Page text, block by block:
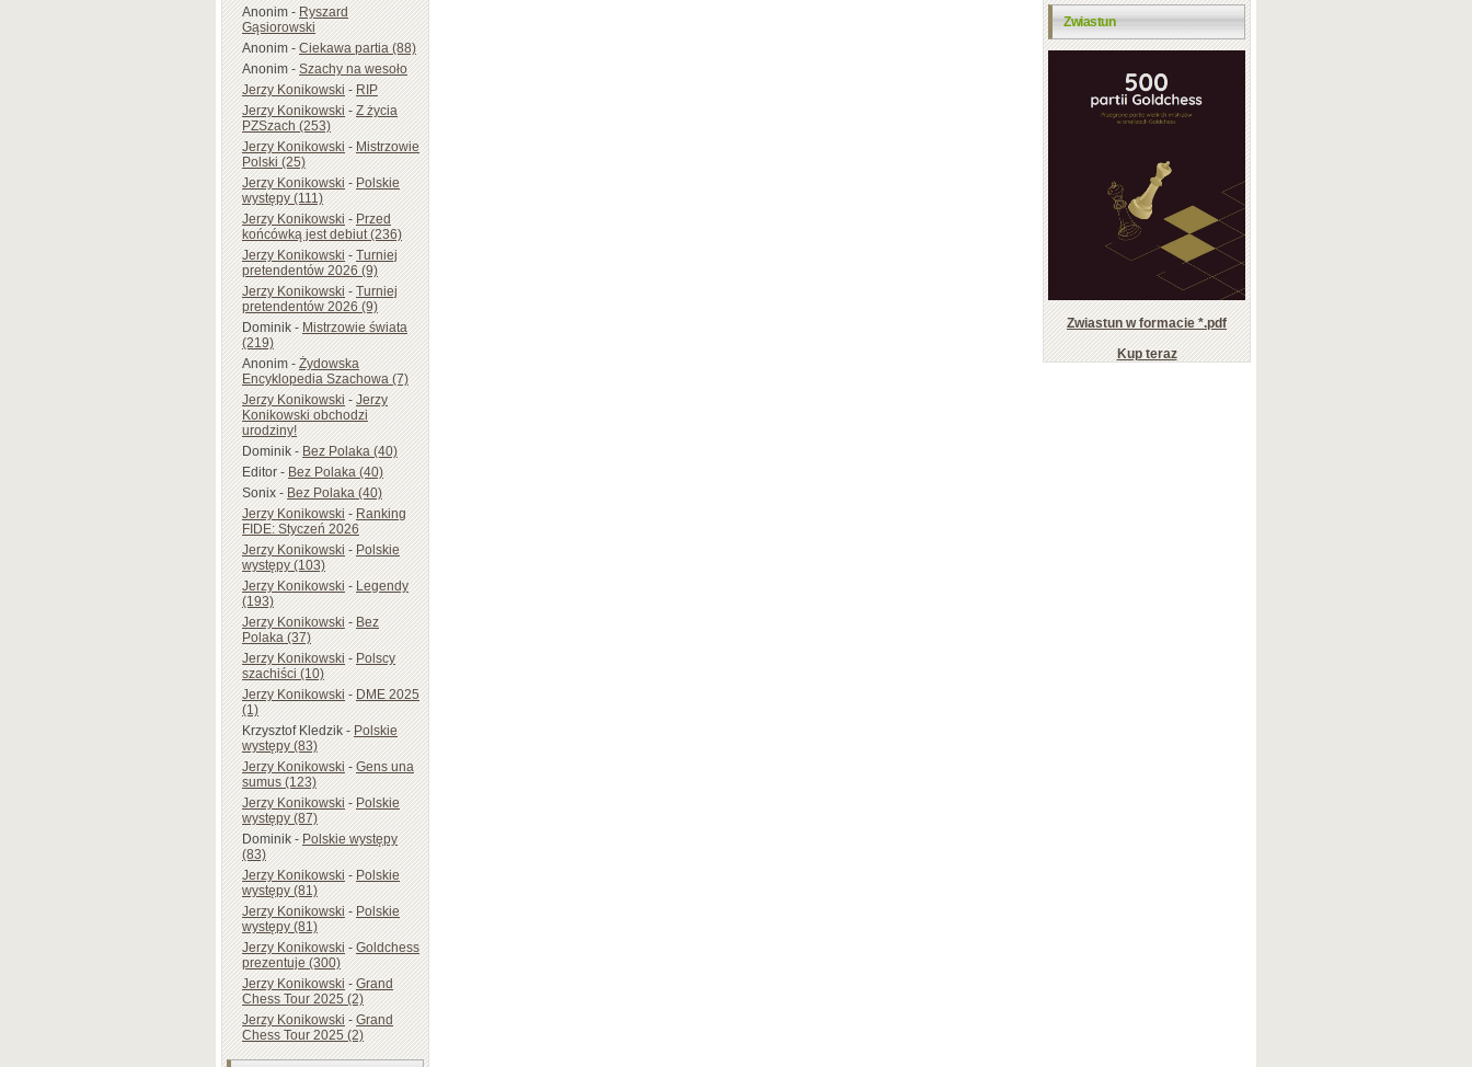
Anonim-Ryszard
Gąsiorowski
Anonim-Ciekawa partia (88)
Anonim-Szachy na wesoło
Jerzy Konikowski-RIP
Jerzy Konikowski-Z życia
PZSzach (253)
Jerzy Konikowski-Mistrzowie
Polski (25)
Jerzy Konikowski-Polskie
występy (111)
Jerzy Konikowski-Przed
końcówką jest debiut (236)
Jerzy Konikowski-Turniej
pretendentów 2026 (9)
Jerzy Konikowski-Turniej
pretendentów 2026 (9)
Dominik-Mistrzowie świata
(219)
Anonim-Żydowska
Encyklopedia Szachowa (7)
Jerzy Konikowski-Jerzy
Konikowski obchodzi
urodziny!
Dominik-Bez Polaka (40)
Editor-Bez Polaka (40)
Sonix-Bez Polaka (40)
Jerzy Konikowski-Ranking
FIDE: Styczeń 2026
Jerzy Konikowski-Polskie
występy (103)
Jerzy Konikowski-Legendy
(193)
Jerzy Konikowski-Bez
Polaka (37)
Jerzy Konikowski-Polscy
szachiści (10)
Jerzy Konikowski-DME 2025
(1)
Krzysztof Kledzik-Polskie
występy (83)
Jerzy Konikowski-Gens una
sumus (123)
Jerzy Konikowski-Polskie
występy (87)
Dominik-Polskie występy
(83)
Jerzy Konikowski-Polskie
występy (81)
Jerzy Konikowski-Polskie
występy (81)
Jerzy Konikowski-Goldchess
prezentuje (300)
Jerzy Konikowski-Grand
Chess Tour 2025 (2)
Jerzy Konikowski-Grand
Chess Tour 2025 (2)
Zwiastun
Zwiastun w formacie *.pdf
Kup teraz